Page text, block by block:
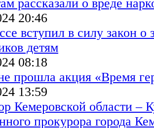
рассказали о вреде
20:46
вступил в силу закон о
детям
08:18
прошла акция «Время
13:59
Кемеровской области –
прокурора города